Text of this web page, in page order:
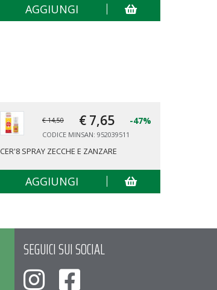
AGGIUNGI
€ 14,50 € 7,65 -47%
CODICE MINSAN: 952039511
CER'8 SPRAY ZECCHE E ZANZARE
AGGIUNGI
SEGUICI SUI SOCIAL